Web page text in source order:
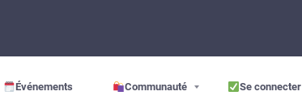
Événements Communauté Se connecter